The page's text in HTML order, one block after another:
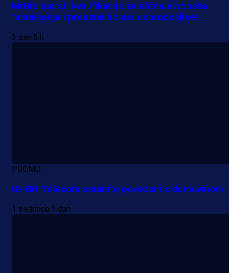
MrBit: Isprati kvalifikacije za elitna evropska
takmičenja i preuzmi bonus dobrodošlice!
2 dan 5 h
PROMO
Uz BH Telecom ostanite povezani s domovinom
1 sedmica 1 dan